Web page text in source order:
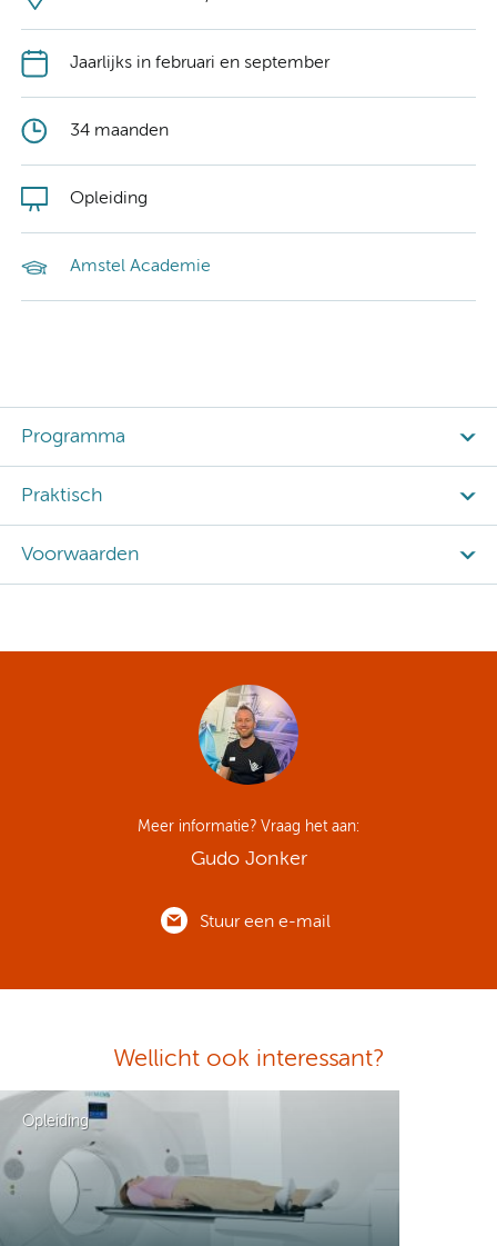
Jaarlijks in februari en september
34 maanden
Opleiding
Amstel Academie
Programma
Praktisch
Voorwaarden
Meer informatie? Vraag het aan:
Gudo Jonker
Stuur een e-mail
Wellicht ook interessant?
Opleiding